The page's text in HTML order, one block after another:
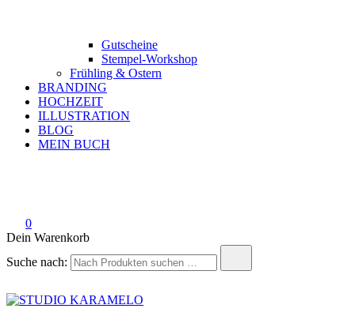
Gutscheine
Stempel-Workshop
Frühling & Ostern
BRANDING
HOCHZEIT
ILLUSTRATION
BLOG
MEIN BUCH
0
Dein Warenkorb
Suche nach: